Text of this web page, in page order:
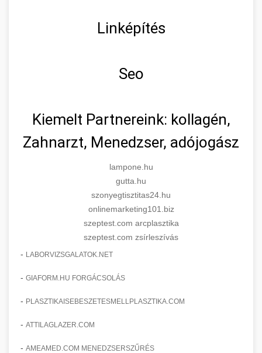
Linképítés
Seo
Kiemelt Partnereink: kollagén,
Zahnarzt, Menedzser, adójogász
lampone.hu
gutta.hu
szonyegtisztitas24.hu
onlinemarketing101.biz
szeptest.com arcplasztika
szeptest.com zsírleszívás
- LABORVIZSGALATOK.NET
- GIAFORM.HU FORGÁCSOLÁS
- PLASZTIKAISEBESZETESMELLPLASZTIKA.COM
- ATTILAGLAZER.COM
- AMEAMED.COM MENEDZSERSZŰRÉS